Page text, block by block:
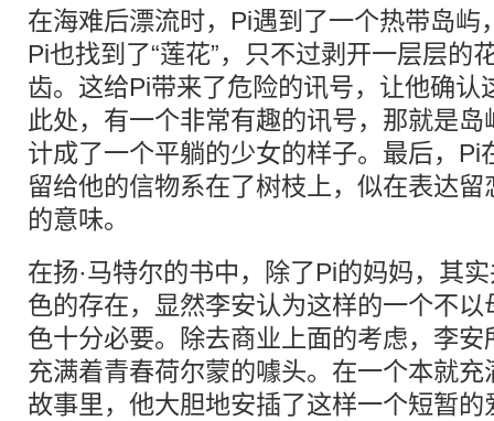
在海难后漂流时，Pi遇到了一个热带岛屿
Pi也找到了“莲花”，只不过剥开一层层的
齿。这给Pi带来了危险的讯号，让他确认
此处，有一个非常有趣的讯号，那就是
计成了一个平躺的少女的样子。最后，Pi
留给他的信物系在了树枝上，似在表达
的意味。
在扬·马特尔的书中，除了Pi的妈妈，其
色的存在，显然李安认为这样的一个不
色十分必要。除去商业上面的考虑，李
充满着青春荷尔蒙的噱头。在一个本就
故事里，他大胆地安插了这样一个短暂